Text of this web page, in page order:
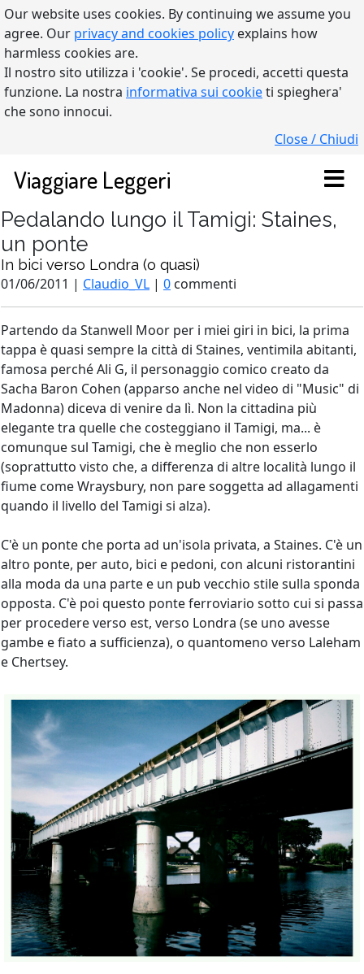
Our website uses cookies. By continuing we assume you
agree. Our privacy and cookies policy explains how
harmless cookies are.
Il nostro sito utilizza i 'cookie'. Se procedi, accetti questa
funzione. La nostra informativa sui cookieti spieghera'
che sono innocui.
Close / Chiudi
Viaggiare Leggeri
Pedalando lungo il Tamigi: Staines,
un ponte
In bici verso Londra (o quasi)
01/06/2011 | Claudio_VL | 0 commenti
Partendo da Stanwell Moor per i miei giri in bici, la prima
tappa è quasi sempre la città di Staines, ventimila abitanti,
famosa perché Ali G, il personaggio comico creato da
Sacha Baron Cohen (apparso anche nel video di "Music" di
Madonna) diceva di venire da lì. Non la cittadina più
elegante tra quelle che costeggiano il Tamigi, ma... è
comunque sul Tamigi, che è meglio che non esserlo
(soprattutto visto che, a differenza di altre località lungo il
fiume come Wraysbury, non pare soggetta ad allagamenti
quando il livello del Tamigi si alza).
C'è un ponte che porta ad un'isola privata, a Staines. C'è un
altro ponte, per auto, bici e pedoni, con alcuni ristorantini
alla moda da una parte e un pub vecchio stile sulla sponda
opposta. C'è poi questo ponte ferroviario sotto cui si passa
per procedere verso est, verso Londra (se uno avesse
gambe e fiato a sufficienza), o quantomeno verso Laleham
e Chertsey.